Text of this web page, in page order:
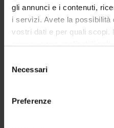
gli annunci e i contenuti,
i servizi. Avete la
vostri dati e per quali scopi.
privacy sono applicabili
modificare o revocare il
momento dalla
delNecessari
Preferenze
COMMISSIONI
UFFICI E STRUTTURE DI
BIBLIOTECHE